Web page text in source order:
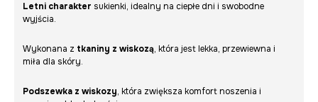
Letni charakter sukienki, idealny na ciepłe dni i swobodne
wyjścia.
Wykonana z tkaniny z wiskozą, która jest lekka, przewiewna i
miła dla skóry.
Podszewka z wiskozy, która zwiększa komfort noszenia i